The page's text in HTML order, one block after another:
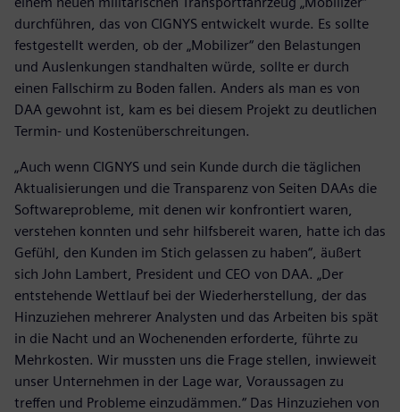
durchführen, das von CIGNYS entwickelt wurde. Es sollte
festgestellt werden, ob der „Mobilizer“ den Belastungen
und Auslenkungen standhalten würde, sollte er durch
einen Fallschirm zu Boden fallen. Anders als man es von
DAA gewohnt ist, kam es bei diesem Projekt zu deutlichen
Termin- und Kostenüberschreitungen.
„Auch wenn CIGNYS und sein Kunde durch die täglichen
Aktualisierungen und die Transparenz von Seiten DAAs die
Softwareprobleme, mit denen wir konfrontiert waren,
verstehen konnten und sehr hilfsbereit waren, hatte ich das
Gefühl, den Kunden im Stich gelassen zu haben“, äußert
sich John Lambert, President und CEO von DAA. „Der
entstehende Wettlauf bei der Wiederherstellung, der das
Hinzuziehen mehrerer Analysten und das Arbeiten bis spät
in die Nacht und an Wochenenden erforderte, führte zu
Mehrkosten. Wir mussten uns die Frage stellen, inwieweit
unser Unternehmen in der Lage war, Voraussagen zu
treffen und Probleme einzudämmen.“ Das Hinzuziehen von